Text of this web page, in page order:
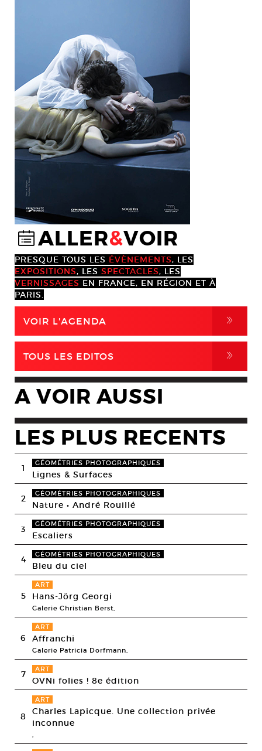
@ALLER&VOIR
PRESQUE TOUS LES ÉVÈNEMENTS, LES
EXPOSITIONS, LES SPECTACLES, LES
VERNISSAGES EN FRANCE, EN RÉGION ET À
PARIS.
VOIR L'AGENDA ,
TOUS LES EDITOS ,
A VOIR AUSSI
LES PLUS RECENTS
1 GÉOMÉTRIES PHOTOGRAPHIQUES
Lignes & Surfaces
2 GÉOMÉTRIES PHOTOGRAPHIQUES
Nature • André Rouillé
3 GÉOMÉTRIES PHOTOGRAPHIQUES
Escaliers
4 GÉOMÉTRIES PHOTOGRAPHIQUES
Bleu du ciel
5
ART
Hans-Jörg Georgi
Galerie Christian Berst,
6
ART
Affranchi
Galerie Patricia Dorfmann,
7 ART
OVNi folies ! 8e édition
8
ART
Charles Lapicque. Une collection privée
inconnue
,